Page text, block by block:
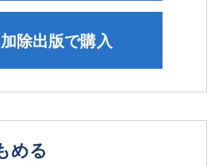
除出版で購入
める